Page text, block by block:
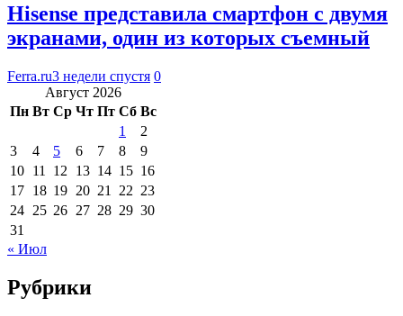
Hisense представила смартфон с двумя
экранами, один из которых съемный
Ferra.ru3 недели спустя 0
Август 2026
Пн Вт Ср Чт Пт Сб Вс
1
2
3
4 5 6 7 8
9
10 11 12 13 14 15 16
17 18 19 20 21 22 23
24 25 26 27 28 29 30
31
« Июл
Рубрики